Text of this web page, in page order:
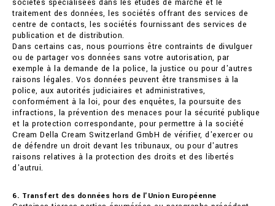
sociétés spécialisées dans les études de marché et le
traitement des données, les sociétés offrant des services de
centre de contacts, les sociétés fournissant des services de
publication et de distribution.
Dans certains cas, nous pourrions être contraints de divulguer
ou de partager vos données sans votre autorisation, par
exemple à la demande de la police, la justice ou pour d'autres
raisons légales. Vos données peuvent être transmises à la
police, aux autorités judiciaires et administratives,
conformément à la loi, pour des enquêtes, la poursuite des
infractions, la prévention des menaces pour la sécurité publique
et la protection correspondante, pour permettre à la société
Cream Della Cream Switzerland GmbH de vérifier, d'exercer ou
de défendre un droit devant les tribunaux, ou pour d'autres
raisons relatives à la protection des droits et des libertés
d'autrui.
6. Transfert des données hors de l'Union Européenne